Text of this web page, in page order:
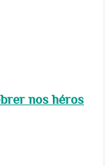
nos héros